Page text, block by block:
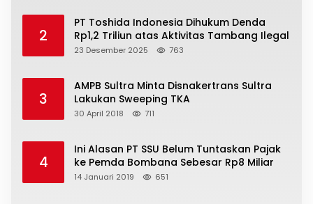
2
PT Toshida Indonesia Dihukum Denda
Rp1,2 Triliun atas Aktivitas Tambang Ilegal
23 Desember 2025 763
3
AMPB Sultra Minta Disnakertrans Sultra
Lakukan Sweeping TKA
30 April 2018 711
4
Ini Alasan PT SSU Belum Tuntaskan Pajak
ke Pemda Bombana Sebesar Rp8 Miliar
14 Januari 2019 651